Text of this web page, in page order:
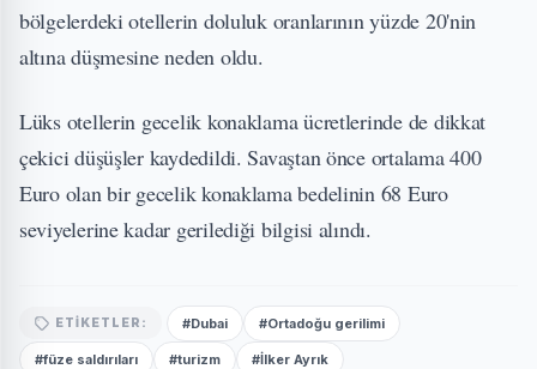
bölgelerdeki otellerin doluluk oranlarının yüzde 20'nin
altına düşmesine neden oldu.
Lüks otellerin gecelik konaklama ücretlerinde de dikkat
çekici düşüşler kaydedildi. Savaştan önce ortalama 400
Euro olan bir gecelik konaklama bedelinin 68 Euro
seviyelerine kadar gerilediği bilgisi alındı.
ETIKETLER: #Dubai #Ortadoğu gerilimi
#füze saldırıları #turizm #İlker Ayrık